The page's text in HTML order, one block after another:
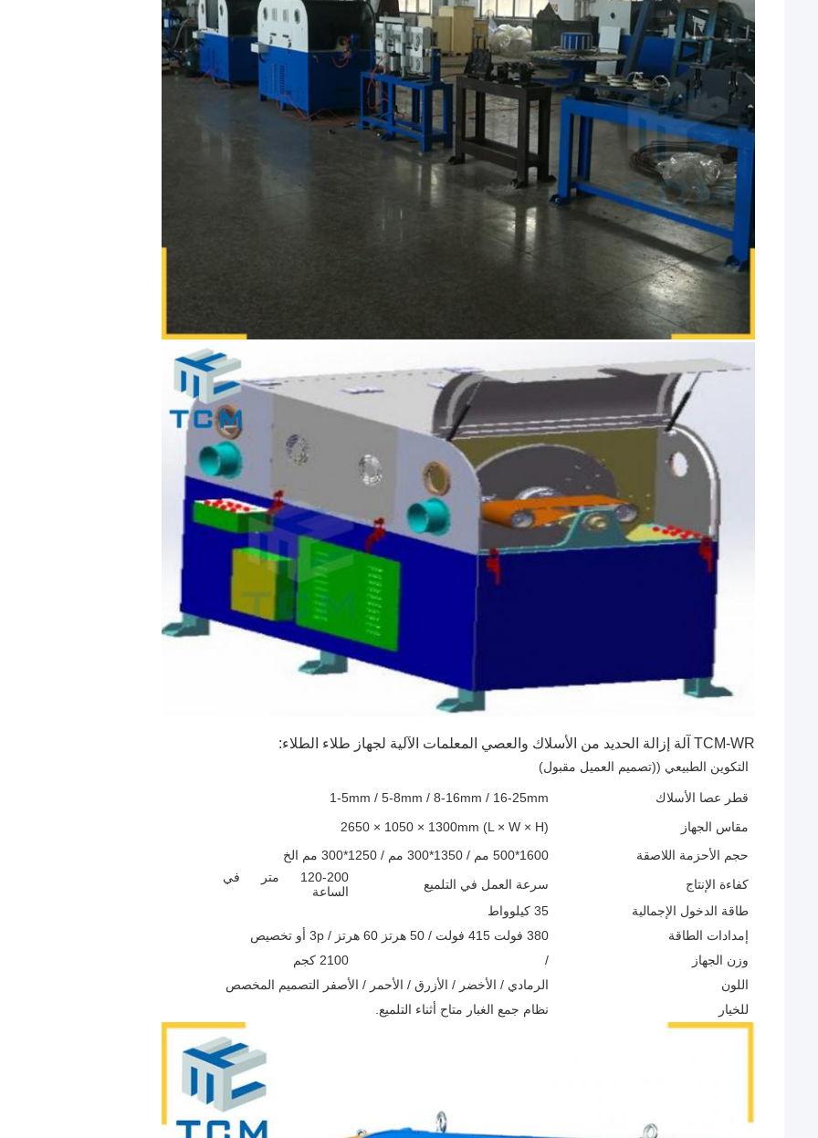
TCM-WR آلة إزالة الحديد من الأسلاك والعصي المعلمات الآلية لجهاز طلاء الطلاء:
التكوين الطبيعي ((تصميم العميل مقبول)
قطر عصا الأسلاك
1-5mm / 5-8mm / 8-16mm / 16-25mm
مقاس الجهاز
(L × W × H) 2650 × 1050 × 1300mm
حجم الأحزمة اللاصقة
1600*500 مم / 1350*300 مم / 1250*300 مم الخ
كفاءة الإنتاج
سرعة العمل في التلميع
120-200 متر في
الساعة
طاقة الدخول الإجمالية
35 كيلوواط
إمدادات الطاقة
380 فولت 415 فولت / 50 هرتز 60 هرتز / 3p أو تخصيص
وزن الجهاز
/
2100 كجم
اللون
الرمادي / الأخضر / الأزرق / الأحمر / الأصفر التصميم المخصص
للخيار
نظام جمع الغبار متاح أثناء التلميع.